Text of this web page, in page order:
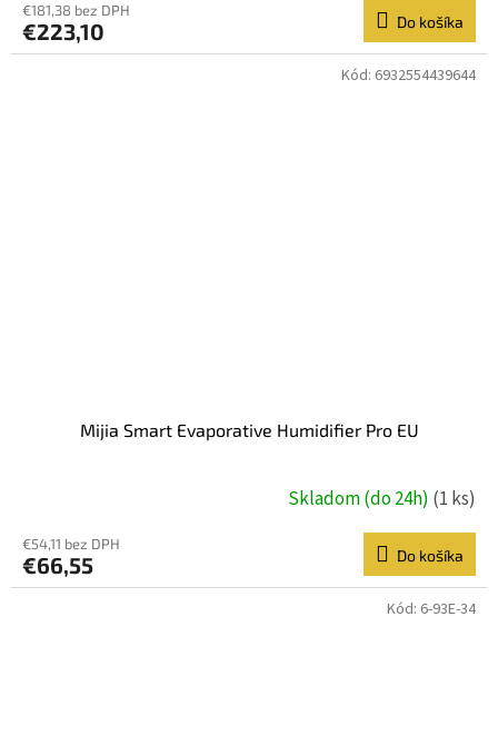
€181,38 bez DPH
€223,10 Do košíka
Mijia Smart Evaporative Humidifier Pro EU
Skladom (do 24h) (1 ks)
€54,11 bez DPH
€66,55 Do košíka
Kód: 6932554439644
Kód: 6-93E-34